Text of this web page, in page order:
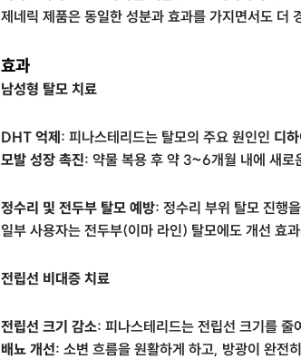
제네릭 제품은 동일한 성분과 효과를 가지면서도 더
효과
남성형 탈모 치료
DHT 억제: 피나스테리드는 탈모의 주요 원인인 디
모발 성장 촉진: 약물 복용 후 약 3~6개월 내에 새로
정수리 및 전두부 탈모 예방: 정수리 부위 탈모 진행
일부 사용자는 전두부(이마 라인) 탈모에도 개선 효
전립선 비대증 치료
전립선 크기 감소: 피나스테리드는 전립선 크기를
배뇨 개선: 소변 흐름을 원활하게 하고, 방광이 완전